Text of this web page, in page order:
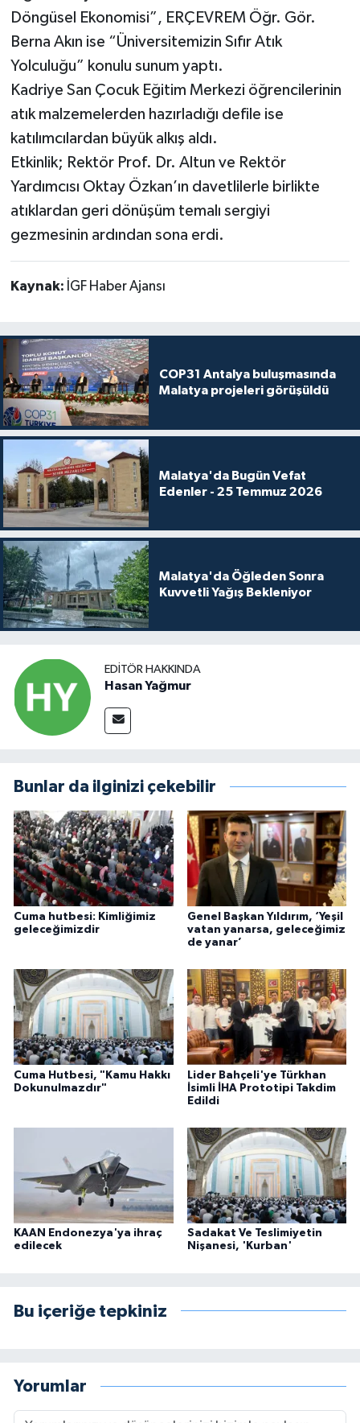
Döngüsel Ekonomisi”, ERÇEVREM Öğr. Gör.
Berna Akın ise “Üniversitemizin Sıfır Atık
Yolculuğu” konulu sunum yaptı.
Kadriye San Çocuk Eğitim Merkezi öğrencilerinin
atık malzemelerden hazırladığı defile ise
katılımcılardan büyük alkış aldı.
Etkinlik; Rektör Prof. Dr. Altun ve Rektör
Yardımcısı Oktay Özkan’ın davetlilerle birlikte
atıklardan geri dönüşüm temalı sergiyi
gezmesinin ardından sona erdi.
Kaynak: İGF Haber Ajansı
COP31 Antalya buluşmasında
Malatya projeleri görüşüldü
Malatya'da Bugün Vefat
Edenler - 25 Temmuz 2026
Malatya'da Öğleden Sonra
Kuvvetli Yağış Bekleniyor
EDITÖR HAKKINDA
Hasan Yağmur
Bunlar da ilginizi çekebilir
Cuma hutbesi: Kimliğimiz
geleceğimizdir
Genel Başkan Yıldırım, ‘Yeşil
vatan yanarsa, geleceğimiz
de yanar’
Cuma Hutbesi, "Kamu Hakkı
Dokunulmazdır"
Lider Bahçeli'ye Türkhan
İsimli İHA Prototipi Takdim
Edildi
KAAN Endonezya'ya ihraç
edilecek
Sadakat Ve Teslimiyetin
Nişanesi, 'Kurban'
Bu içeriğe tepkiniz
Yorumlar